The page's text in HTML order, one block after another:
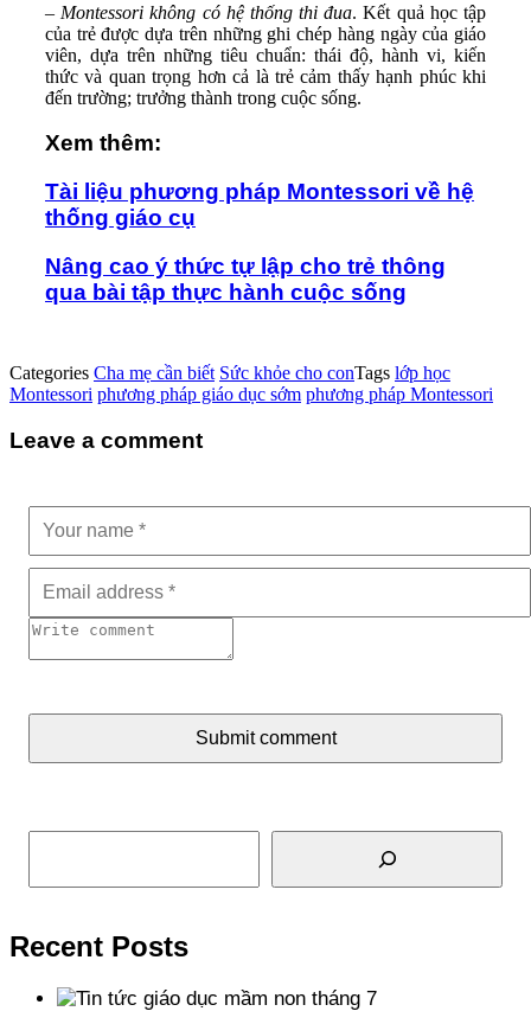
– Montessori không có hệ thống thi đua. Kết quả học tập
của trẻ được dựa trên những ghi chép hàng ngày của giáo
viên, dựa trên những tiêu chuẩn: thái độ, hành vi, kiến
thức và quan trọng hơn cả là trẻ cảm thấy hạnh phúc khi
đến trường; trưởng thành trong cuộc sống.
Xem thêm:
Tài liệu phương pháp Montessori về hệ
thống giáo cụ
Nâng cao ý thức tự lập cho trẻ thông
qua bài tập thực hành cuộc sống
Categories Cha mẹ cần biết Sức khỏe cho conTags lớp học
Montessori phương pháp giáo dục sớm phương pháp Montessori
Leave a comment
Submit comment
Tìm kiếm
Recent Posts